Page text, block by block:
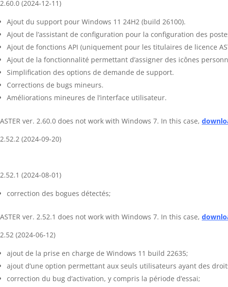
2.60.0 (2024-12-11)
Ajout du support pour Windows 11 24H2 (build 26100).
Ajout de l’assistant de configuration pour la configuration des
Ajout de fonctions API (uniquement pour les titulaires de licence
Ajout de la fonctionnalité permettant d’assigner des icônes
Simplification des options de demande de support.
Corrections de bugs mineurs.
Améliorations mineures de l’interface utilisateur.
ASTER ver. 2.60.0 does not work with Windows 7. In this case,
2.52.2 (2024-09-20)
2.52.1 (2024-08-01)
correction des bogues détectés;
ASTER ver. 2.52.1 does not work with Windows 7. In this case,
2.52 (2024-06-12)
ajout de la prise en charge de Windows 11 build 22635;
ajout d’une option permettant aux seuls utilisateurs ayant des
correction du bug d’activation, y compris la période d’essai;